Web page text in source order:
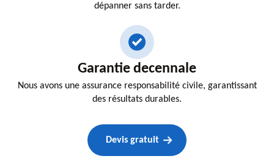
dépanner sans tarder.
Garantie decennale
Nous avons une assurance responsabilité civile, garantissant
des résultats durables.
Devis gratuit